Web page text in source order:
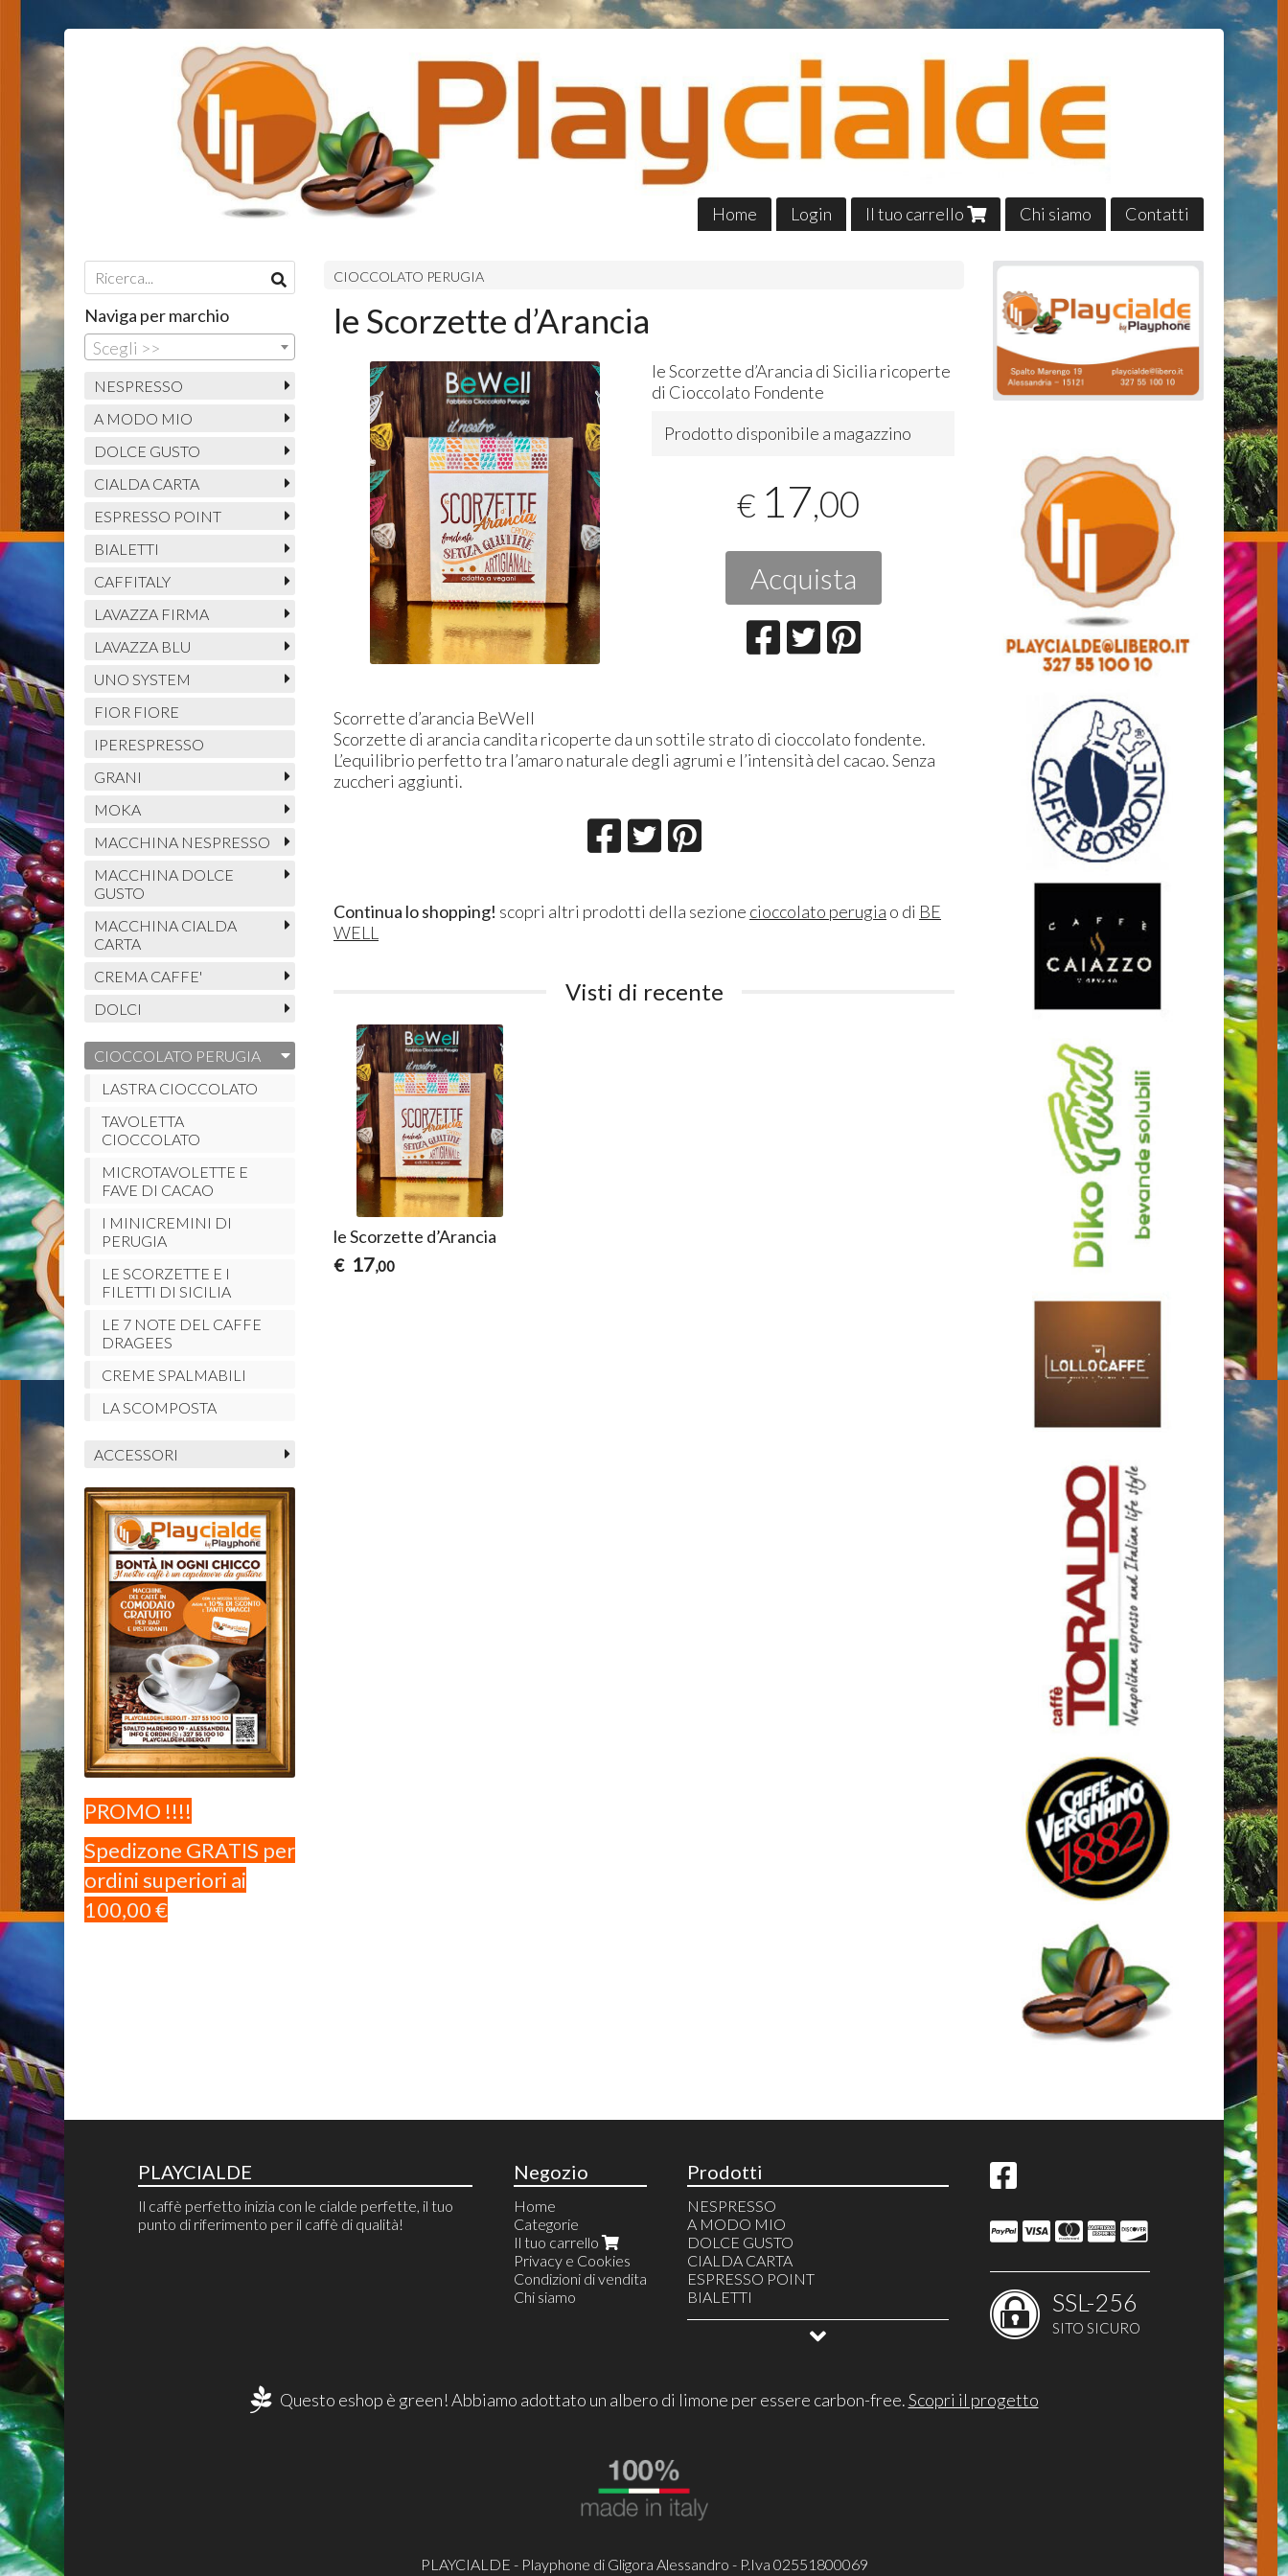
Home Login Il tuo carrello Chi siamo Contatti
CIOCCOLATO PERUGIA
le Scorzette d’Arancia
le Scorzette d’Arancia di Sicilia ricoperte
di Cioccolato Fondente
Prodotto disponibile a magazzino
€ 17,00
Acquista
Scorrette d’arancia BeWell
Scorzette di arancia candita ricoperte da un sottile strato di cioccolato fondente.
L’equilibrio perfetto tra l’amaro naturale degli agrumi e l’intensità del cacao. Senza
zuccheri aggiunti.
Continua lo shopping! scopri altri prodotti della sezione cioccolato perugia o di BE
WELL
Visti di recente
le Scorzette d’Arancia
€ 17,00
Naviga per marchio
Scegli >>
NESPRESSO
A MODO MIO
DOLCE GUSTO
CIALDA CARTA
ESPRESSO POINT
BIALETTI
CAFFITALY
LAVAZZA FIRMA
LAVAZZA BLU
UNO SYSTEM
FIOR FIORE
IPERESPRESSO
GRANI
MOKA
MACCHINA NESPRESSO
MACCHINA DOLCE
GUSTO
MACCHINA CIALDA
CARTA
CREMA CAFFE'
DOLCI
CIOCCOLATO PERUGIA
LASTRA CIOCCOLATO
TAVOLETTA
CIOCCOLATO
MICROTAVOLETTE E
FAVE DI CACAO
I MINICREMINI DI
PERUGIA
LE SCORZETTE E I
FILETTI DI SICILIA
LE 7 NOTE DEL CAFFE
DRAGEES
CREME SPALMABILI
LA SCOMPOSTA
ACCESSORI
PROMO !!!!
Spedizone GRATIS per
ordini superiori ai
100,00 €
PLAYCIALDE
Il caffè perfetto inizia con le cialde perfette, il tuo
punto di riferimento per il caffè di qualità!
Negozio
Home
Categorie
Il tuo carrello
Privacy e Cookies
Condizioni di vendita
Chi siamo
Prodotti
NESPRESSO
A MODO MIO
DOLCE GUSTO
CIALDA CARTA
ESPRESSO POINT
BIALETTI
CAFFITALY
IPERESPRESSO
MACCHINA CIALDA CARTA
CREMA CAFFE'
LASTRA CIOCCOLATO
ACCESSORI
SSL-256
SITO SICURO
Questo eshop è green! Abbiamo adottato un albero di limone per essere carbon-free.Scopri il progetto
PLAYCIALDE - Playphone di Gligora Alessandro - P.Iva 02551800069